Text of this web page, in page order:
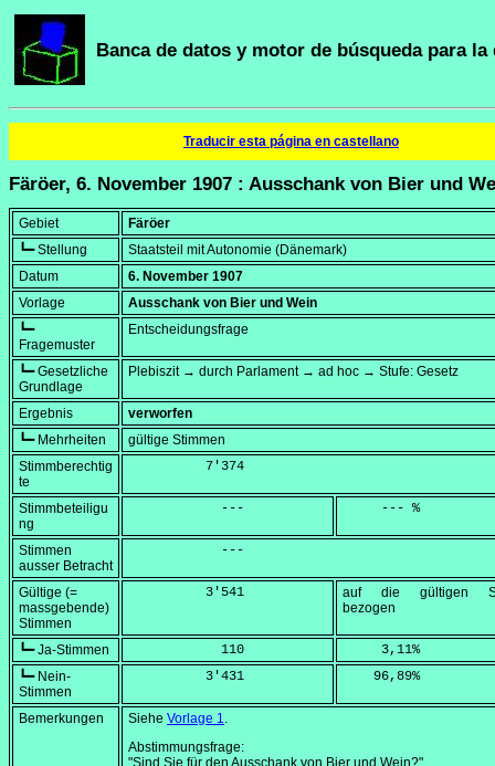
Banca de datos y motor de búsqueda para
Traducir esta página en castellano
Färöer, 6. November 1907 : Ausschank von Bier und
Gebiet
Färöer
┗━ Stellung
Staatsteil mit Autonomie (Dänemark)
Datum
6. November 1907
Vorlage
Ausschank von Bier und Wein
┗━
Fragemuster
Entscheidungsfrage
┗━ Gesetzliche
Grundlage
Plebiszit → durch Parlament → ad hoc → Stufe: Gesetz
Ergebnis
verworfen
┗━ Mehrheiten
gültige Stimmen
Stimmberechtig
te
          7'374
Stimmbeteiligu
ng
            ---
     --- %
Stimmen
ausser Betracht
            ---
Gültige (=
massgebende)
Stimmen
          3'541
auf die gültigen
bezogen
┗━ Ja-Stimmen
            110
     3,11
%
┗━ Nein-
Stimmen
          3'431
    96,89
%
Bemerkungen Siehe Vorlage 1.
Abstimmungsfrage:
"Sind Sie für den Ausschank von Bier und Wein?"